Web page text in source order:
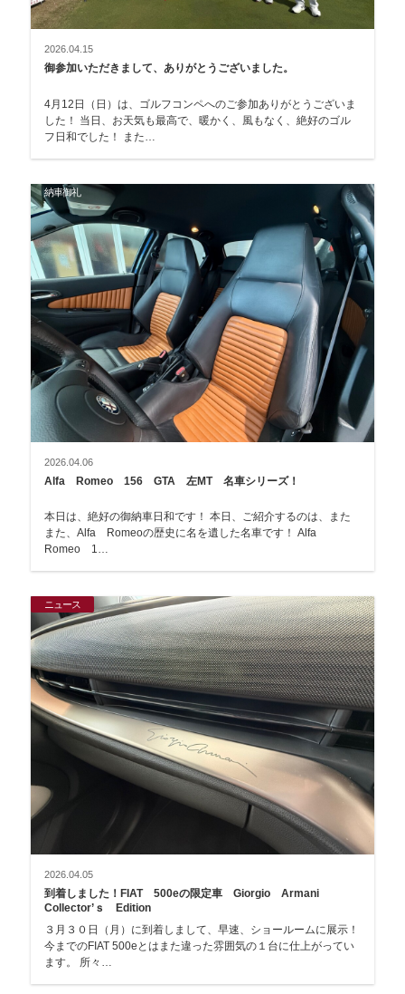
2026.04.15
御参加いただきまして、ありがとうございました。
4月12日（日）は、ゴルフコンペへのご参加ありがとうございま
した！ 当日、お天気も最高で、暖かく、風もなく、絶好のゴル
フ日和でした！ また…
納車御礼
2026.04.06
Alfa Romeo 156 GTA 左MT 名車シリーズ！
本日は、絶好の御納車日和です！ 本日、ご紹介するのは、また
また、Alfa Romeoの歴史に名を遺した名車です！ Alfa
Romeo 1…
ニュース
2026.04.05
到着しました！FIAT 500eの限定車 Giorgio Armani
Collector’ｓ Edition
３月３０日（月）に到着しまして、早速、ショールームに展示！
今までのFIAT 500eとはまた違った雰囲気の１台に仕上がってい
ます。 所々…